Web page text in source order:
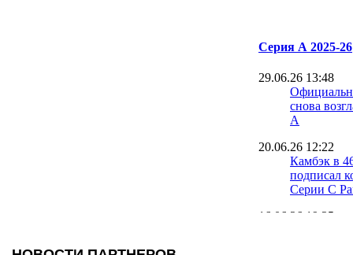
Серия А 2025-26
29.06.26 13:48
снова
А
20.06.26 12:22
Камбэк в
подписал
Серии C
16.06.26 19:25